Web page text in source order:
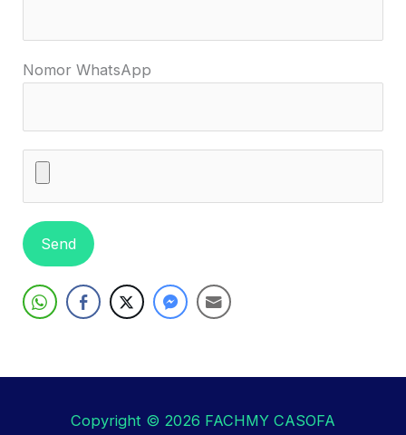
Nomor WhatsApp
Copyright © 2026 FACHMY CASOFA